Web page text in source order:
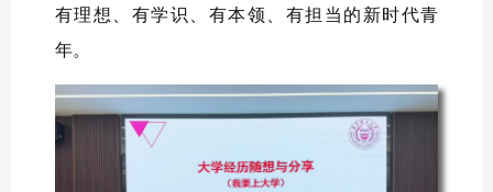
有理想、有学识、有本领、有担当的新时代青
年。